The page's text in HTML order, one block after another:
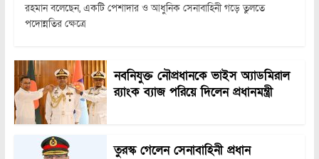
রহমান বলেছেন, একটি পেশাদার ও আধুনিক সেনাবাহিনী গড়ে তুলতে
পদোন্নতির ক্ষেত্রে
নবনিযুক্ত নৌপ্রধানকে ভাইস অ্যাডমিরাল
র‍্যাংক ব্যাজ পরিয়ে দিলেন প্রধানমন্ত্রী
তুরস্ক গেলেন সেনাবাহিনী প্রধান